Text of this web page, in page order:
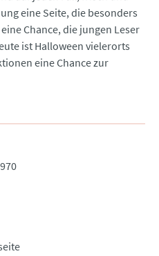
eine Seite, die besonders
Chance, die jungen Leser
ist Halloween vielerorts
eine Chance zur